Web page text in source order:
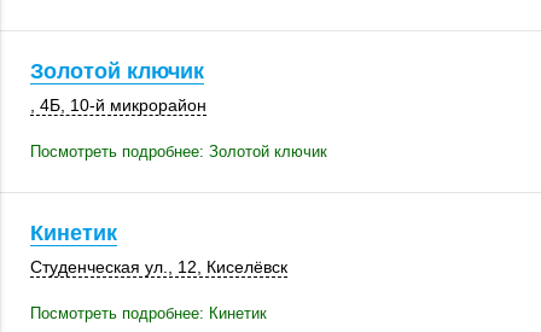
Золотой ключик
, 4Б 10-й микрорайон
Посмотреть подробнее: Золотой ключик
Кинетик
Студенческая ул., 12, Киселёвск
Посмотреть подробнее: Кинетик